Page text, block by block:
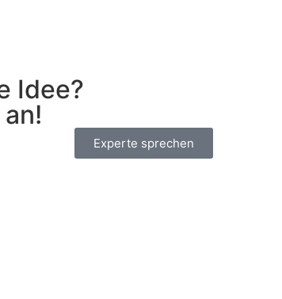
Idee?
Experte sprechen